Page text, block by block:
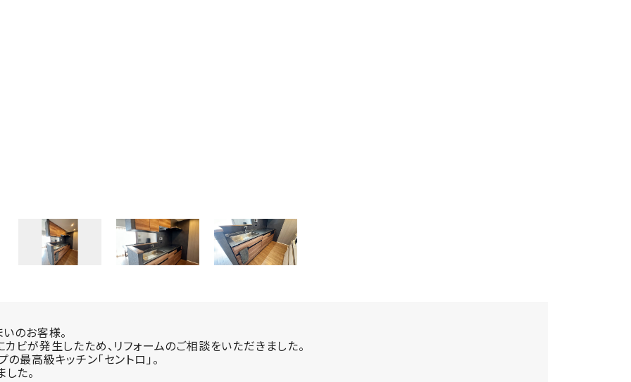
のお客様。
ビが発生したため、リフォームのご相談をいただきました。
最高級キッチン「セントロ」。
た。